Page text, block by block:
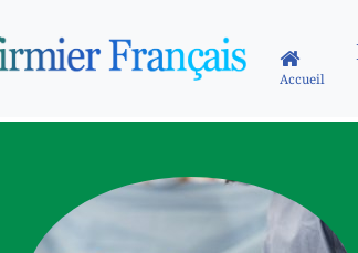
Accueil